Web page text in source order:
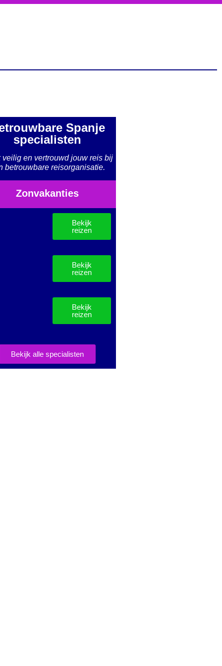
Spanje
specialisten
veilig en vertrouwd jouw reis bij
betrouwbare reisorganisatie.
Zonvakanties
Bekijk
reizen
Bekijk
reizen
Bekijk
reizen
Bekijk alle specialisten